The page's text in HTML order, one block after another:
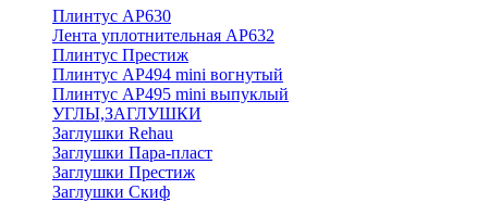
Плинтус АР630
Лента уплотнительная АР632
Плинтус Престиж
Плинтус АР494 mini вогнутый
Плинтус АР495 mini выпуклый
УГЛЫ,ЗАГЛУШКИ
Заглушки Rehau
Заглушки Пара-пласт
Заглушки Престиж
Заглушки Скиф